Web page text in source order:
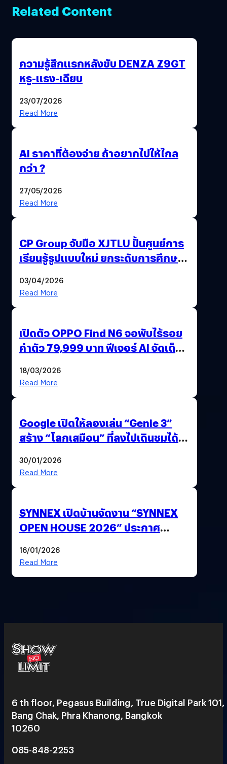
Related Content
ความรู้สึกแรกหลังขับ DENZA Z9GT
หรู-แรง-เฉียบ
23/07/2026
Read More
AI ราคาที่ต้องจ่าย ถ้าอยากไปให้ไกล
กว่า ?
27/05/2026
Read More
CP Group จับมือ XJTLU ปั้นศูนย์การ
เรียนรู้รูปแบบใหม่ ยกระดับการศึกษา
03/04/2026
Read More
เปิดตัว OPPO Find N6 จอพับไร้รอย
ค่าตัว 79,999 บาท ฟีเจอร์ AI จัดเต็ม
18/03/2026
Read More
Google เปิดให้ลองเล่น “Genie 3”
สร้าง “โลกเสมือน” ที่ลงไปเดินชมได้
30/01/2026
Read More
SYNNEX เปิดบ้านจัดงาน “SYNNEX
OPEN HOUSE 2026” ประกาศ
ได้ 53,000 ล้านบาท
16/01/2026
Read More
6 th floor, Pegasus Building, True Digital Park 101,
Bang Chak, Phra Khanong, Bangkok
10260
085-848-2253